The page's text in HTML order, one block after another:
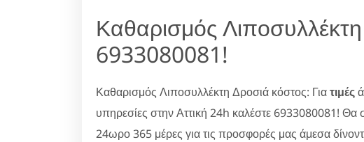
Καθαρισμός
6933080081!
Καθαρισμός Λιποσυλλέκτη Δροσιά κόστος: Γιατιμές
υπηρεσίες στην Αττική 24h καλέστε 6933080081!
24ωρο 365 μέρες για τις προσφορές μας άμεσα